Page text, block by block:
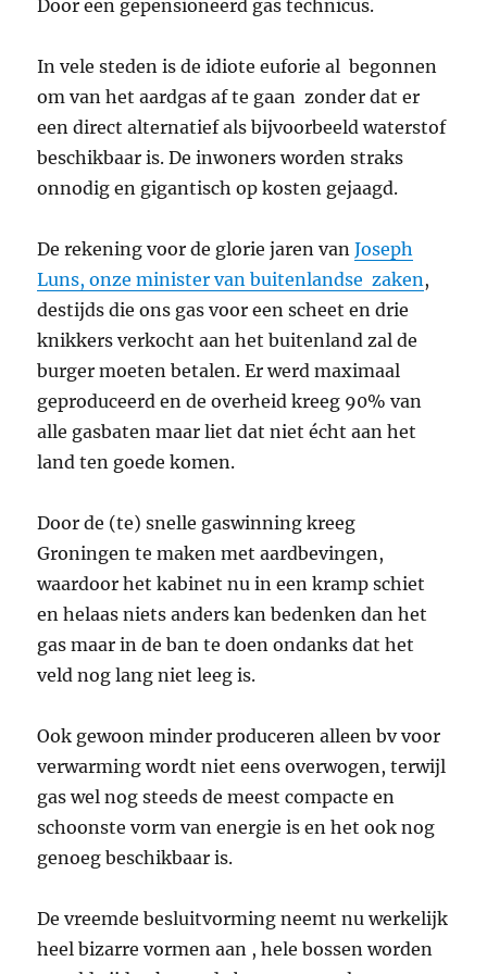
Door een gepensioneerd gas technicus.
In vele steden is de idiote euforie al begonnen
om van het aardgas af te gaan zonder dat er
een direct alternatief als bijvoorbeeld waterstof
beschikbaar is. De inwoners worden straks
onnodig en gigantisch op kosten gejaagd.
De rekening voor de glorie jaren vanJoseph
Luns, onze minister van buitenlandse zaken ,
destijds die ons gas voor een scheet en drie
knikkers verkocht aan het buitenland zal de
burger moeten betalen. Er werd maximaal
geproduceerd en de overheid kreeg 90% van
alle gasbaten maar liet dat niet écht aan het
land ten goede komen.
Door de (te) snelle gaswinning kreeg
Groningen te maken met aardbevingen,
waardoor het kabinet nu in een kramp schiet
en helaas niets anders kan bedenken dan het
gas maar in de ban te doen ondanks dat het
veld nog lang niet leeg is.
Ook gewoon minder produceren alleen bv voor
verwarming wordt niet eens overwogen, terwijl
gas wel nog steeds de meest compacte en
schoonste vorm van energie is en het ook nog
genoeg beschikbaar is.
De vreemde besluitvorming neemt nu werkelijk
heel bizarre vormen aan , hele bossen worden